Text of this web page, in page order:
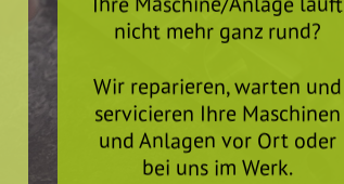
nicht mehr ganz rund?
Wir reparieren, warten und
servicieren Ihre Maschinen
und Anlagen vor Ort oder
bei uns im Werk.